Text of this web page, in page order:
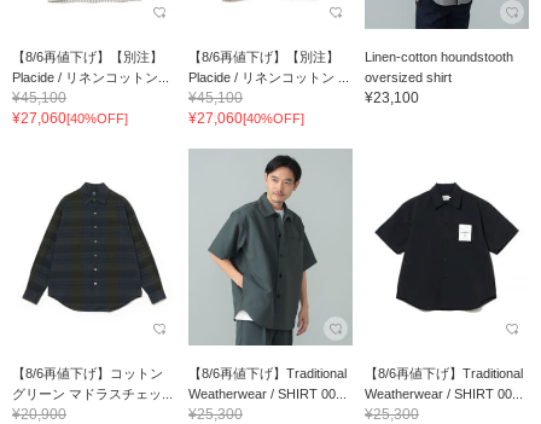
【8/6再値下げ】【別注】
Placide / リネンコットン...
¥45,100
¥27,060[40%OFF]
【8/6再値下げ】【別注】
Placide / リネンコットン ...
¥45,100
¥27,060[40%OFF]
Linen-cotton houndstooth
oversized shirt
¥23,100
【8/6再値下げ】コットン
グリーン マドラスチェッ...
¥20,900
【8/6再値下げ】Traditional
Weatherwear / SHIRT 00...
¥25,300
【8/6再値下げ】Traditional
Weatherwear / SHIRT 00...
¥25,300